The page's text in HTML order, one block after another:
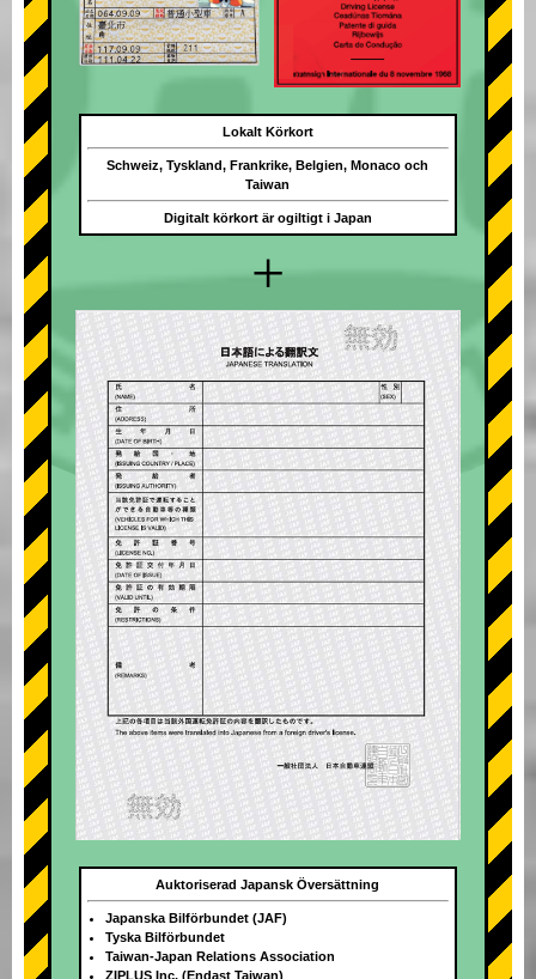
+
Lokalt Körkort
Schweiz, Tyskland, Frankrike, Belgien, Monaco och
Taiwan
Digitalt körkort är ogiltigt i Japan
Auktoriserad Japansk Översättning
Japanska Bilförbundet (JAF)
Tyska Bilförbundet
Taiwan-Japan Relations Association
ZIPLUS Inc. (Endast Taiwan)